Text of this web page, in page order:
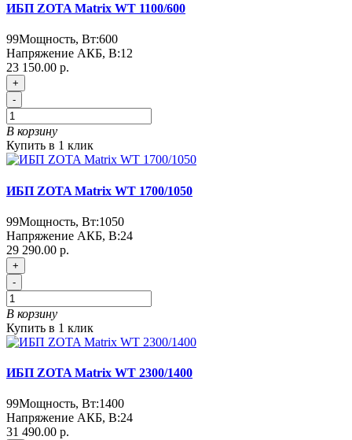
ИБП ZOTA Matrix WT 1100/600
99Мощность, Вт:600
Напряжение АКБ, В:12
23 150.00 р.
+
-
В корзину
Купить в 1 клик
ИБП ZOTA Matrix WT 1700/1050
99Мощность, Вт:1050
Напряжение АКБ, В:24
29 290.00 р.
+
-
В корзину
Купить в 1 клик
ИБП ZOTA Matrix WT 2300/1400
99Мощность, Вт:1400
Напряжение АКБ, В:24
31 490.00 р.